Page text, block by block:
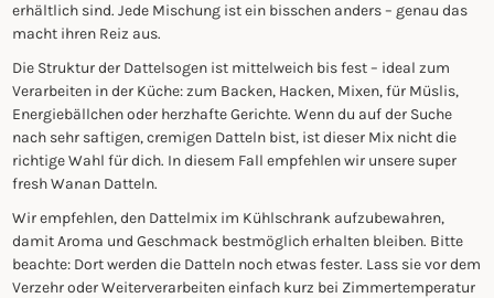
erhältlich sind. Jede Mischung ist ein bisschen anders – genau das
macht ihren Reiz aus.
Die Struktur der Dattelsogen ist mittelweich bis fest – ideal zum
Verarbeiten in der Küche: zum Backen, Hacken, Mixen, für Müslis,
Energiebällchen oder herzhafte Gerichte. Wenn du auf der Suche
nach sehr saftigen, cremigen Datteln bist, ist dieser Mix nicht die
richtige Wahl für dich. In diesem Fall empfehlen wir unsere super
fresh Wanan Datteln.
Wir empfehlen, den Dattelmix im Kühlschrank aufzubewahren,
damit Aroma und Geschmack bestmöglich erhalten bleiben. Bitte
beachte: Dort werden die Datteln noch etwas fester. Lass sie vor dem
Verzehr oder Weiterverarbeiten einfach kurz bei Zimmertemperatur